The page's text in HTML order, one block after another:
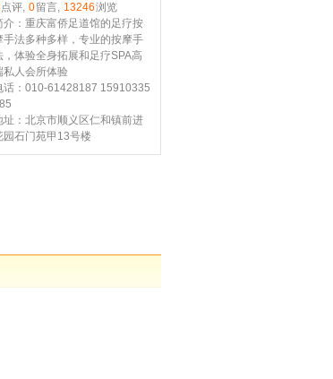
点评, 0留言, 13246浏览
介：重庆富侨足道馆的足疗按
手法多种多样，专业的按摩手
，体验全身拓展和足疗SPA高
私人会所体验
话：010-61428187 15910335
址：北京市顺义区仁和镇前进
园石门苑甲13号楼